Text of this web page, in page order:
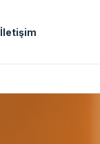
İletişim